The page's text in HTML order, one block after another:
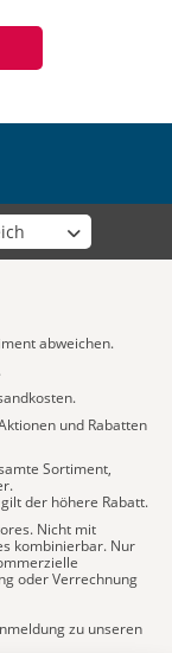
Shop
abweichen.
und Rabatten
Sortiment,
der höhere Rabatt.
Nicht mit
kombinierbar. Nur
oder Verrechnung
zu unseren